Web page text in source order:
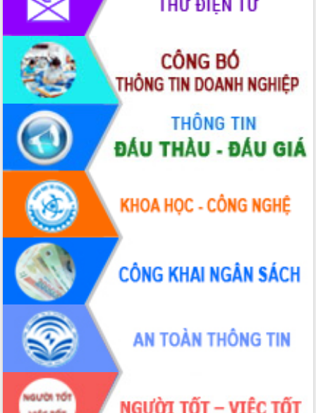
Phó Bí thư Tỉnh ủy Đắk Lắk Đỗ Hữu
Huy giữ chức Bí thư Đảng ủy Ủy Ban
Nhân dân tỉnh
Bệnh án điện tử thúc đẩy chuyển đổi
số y tế tại Đắk Lắk
Chuyển đổi số thư viện: Mở rộng
không gian tri thức trong thời đại số
Đánh giá, rút kinh nghiệm công tác tổ
chức diễn tập trước ngày bầu cử
Chương trình “Gặp gỡ hữu nghị –
Friendship Meeting New Year 2026”
Bầu cử Quốc hội và HĐND: Cử tri Đắk
Lắk gửi gắm niềm tin, kỳ vọng vào lá
phiếu
Đắk Lắk sẵn sàng các điều kiện cho
Ngày hội bầu cử đại biểu Quốc hội
khóa XVI và HĐND các cấp nhiệm kỳ
2026-2031
Đảm bảo cuộc bầu cử đại biểu Quốc
hội và đại biểu HĐND các cấp diễn ra
an toàn, hiệu quả, đúng quy định
Thủ tướng Chính phủ Phạm Minh Chính
kiểm tra, chỉ đạo hoàn thành các dự
án cao tốc và thăm khu tái định cư tại
Đắk Lắk
Sôi nổi Hội đua ngựa truyền thống Gò
Thì Thùng mừng Xuân Bính Ngọ 2026